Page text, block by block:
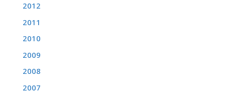
2012
2011
2010
2009
2008
2007